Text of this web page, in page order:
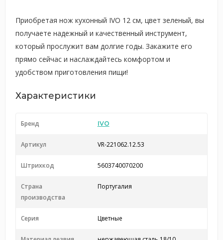
Приобретая нож кухонный IVO 12 см, цвет зеленый, вы
получаете надежный и качественный инструмент,
который прослужит вам долгие годы. Закажите его
прямо сейчас и наслаждайтесь комфортом и
удобством приготовления пищи!
Характеристики
Бренд IVO
Артикул VR-221062.12.53
Штрихкод 5603740070200
Страна
производства
Португалия
Серия Цветные